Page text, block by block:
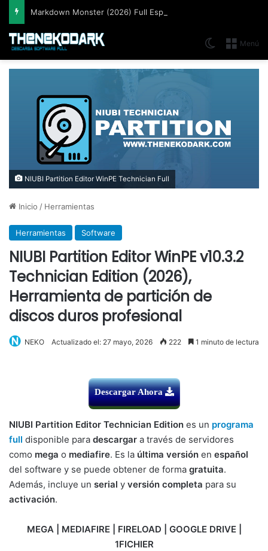
Markdown Monster (2026) Full Español [Mega]
Menú
Switch skin
NIUBI Partition Editor WinPE Technician Full
Inicio / Herramientas
Herramientas Software
NIUBI Partition Editor WinPE v10.3.2
Technician Edition (2026),
Herramienta de partición de
discos duros profesional
NEKO Actualizado el: 27 mayo, 2026 222 1 minuto de lectura
Descargar Ahora
NIUBI Partition Editor Technician Edition es un programa
full disponible para descargar a través de servidores
como mega o mediafire. Es la última versión en español
del software y se puede obtener de forma gratuita.
Además, incluye un serial y versión completa para su
activación.
MEGA | MEDIAFIRE | FIRELOAD | GOOGLE DRIVE |
1FICHIER